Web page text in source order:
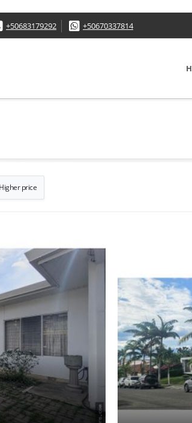
+50683179292 +50670337814
Higher price